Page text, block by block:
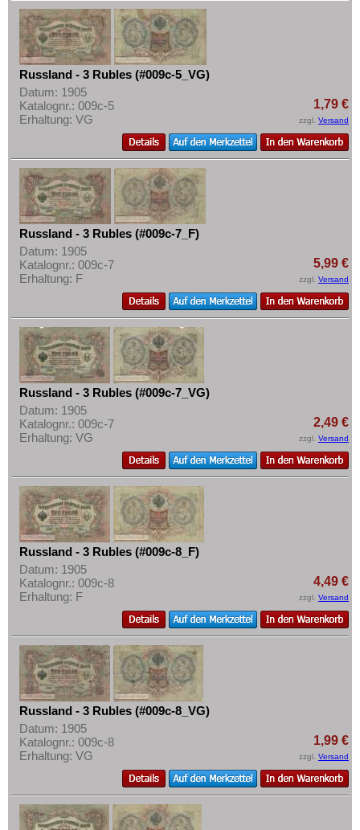
Russland - 3 Rubles (#009c-5_VG)
Datum: 1905
Katalognr.: 009c-5
Erhaltung: VG
1,79 €
zzgl. Versand
Russland - 3 Rubles (#009c-7_F)
Datum: 1905
Katalognr.: 009c-7
Erhaltung: F
5,99 €
zzgl. Versand
Russland - 3 Rubles (#009c-7_VG)
Datum: 1905
Katalognr.: 009c-7
Erhaltung: VG
2,49 €
zzgl. Versand
Russland - 3 Rubles (#009c-8_F)
Datum: 1905
Katalognr.: 009c-8
Erhaltung: F
4,49 €
zzgl. Versand
Russland - 3 Rubles (#009c-8_VG)
Datum: 1905
Katalognr.: 009c-8
Erhaltung: VG
1,99 €
zzgl. Versand